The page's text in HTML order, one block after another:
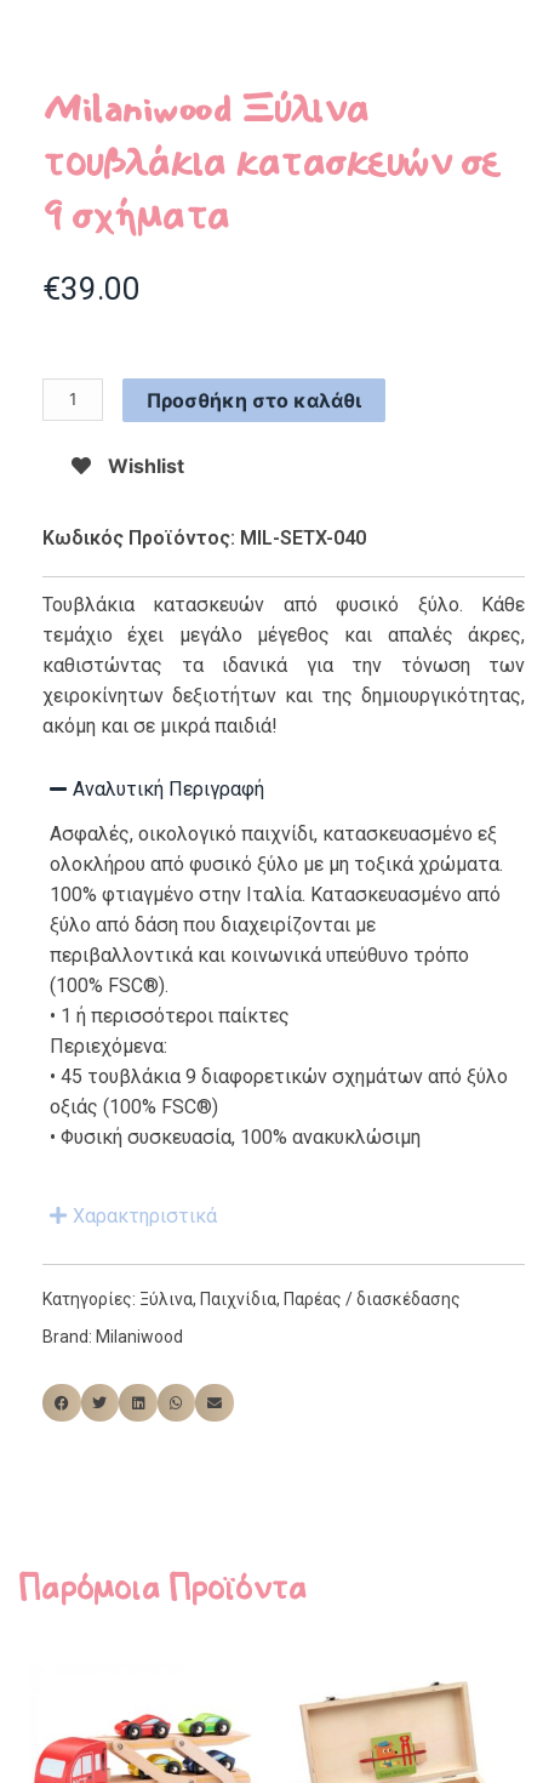
Milaniwood Ξύλινα
τουβλάκια κατασκευών σε
9 σχήματα
€39.00
Προσθήκη στο καλάθι
Wishlist
Κωδικός Προϊόντος: MIL-SETX-040
Τουβλάκια κατασκευών από φυσικό ξύλο. Κάθε
τεμάχιο έχει μεγάλο μέγεθος και απαλές άκρες,
καθιστώντας τα ιδανικά για την τόνωση των
χειροκίνητων δεξιοτήτων και της δημιουργικότητας,
ακόμη και σε μικρά παιδιά!
Αναλυτική Περιγραφή
Ασφαλές, οικολογικό παιχνίδι, κατασκευασμένο εξ
ολοκλήρου από φυσικό ξύλο με μη τοξικά χρώματα.
100% φτιαγμένο στην Ιταλία. Κατασκευασμένο από
ξύλο από δάση που διαχειρίζονται με
περιβαλλοντικά και κοινωνικά υπεύθυνο τρόπο
(100% FSC®).
• 1 ή περισσότεροι παίκτες
Περιεχόμενα:
• 45 τουβλάκια 9 διαφορετικών σχημάτων από ξύλο
οξιάς (100% FSC®)
• Φυσική συσκευασία, 100% ανακυκλώσιμη
Χαρακτηριστικά
Κατηγορίες: Ξύλινα, Παιχνίδια, Παρέας / διασκέδασης
Brand: Milaniwood
Παρόμοια Προϊόντα